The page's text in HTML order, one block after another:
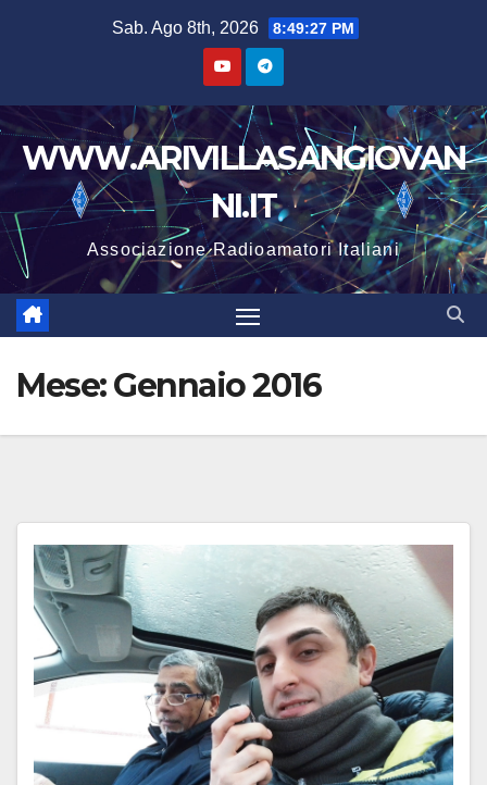
Sab. Ago 8th, 2026 8:49:28 PM
WWW.ARIVILLASANGIOVAN
NI.IT
Associazione Radioamatori Italiani
Mese:Gennaio 2016